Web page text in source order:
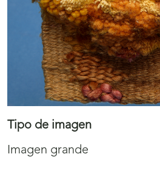
Tipo de imagen
Imagen grande